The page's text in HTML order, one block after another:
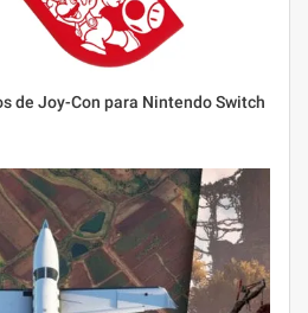
de Joy-Con para Nintendo Switch